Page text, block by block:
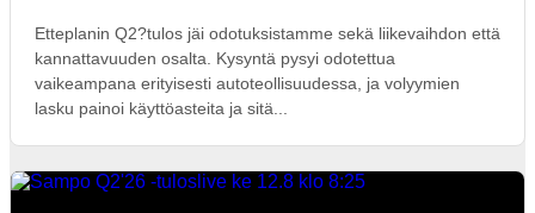
Etteplanin Q2?tulos jäi odotuksistamme sekä liikevaihdon että
kannattavuuden osalta. Kysyntä pysyi odotettua
vaikeampana erityisesti autoteollisuudessa, ja volyymien
lasku painoi käyttöasteita ja sitä...